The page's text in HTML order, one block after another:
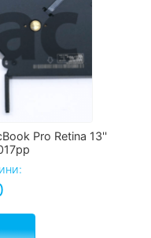
Pro Retina 13''